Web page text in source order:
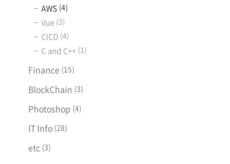
AWS (4)
Vue (3)
CICD (4)
C and C++ (1)
Finance (15)
BlockChain (3)
Photoshop (4)
IT Info (28)
etc (3)